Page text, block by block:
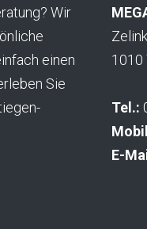
Wir
einen
Sie
1010
Tel.:
E-